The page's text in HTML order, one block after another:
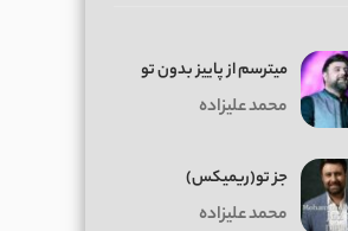
ﻣﻴﺘﺮﺳﻢ از ﭘﺎﻳﻴﺰ ﺑﺪون ﺗﻮ
محمد علیزاده
جز تو(ریمیکس)
محمد علیزاده